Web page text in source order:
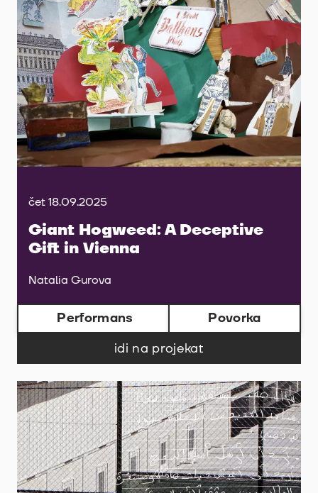
čet 18.09.2025
Giant Hogweed: A Deceptive
Gift in Vienna
Natalia Gurova
Performans
Povorka
idi na projekat